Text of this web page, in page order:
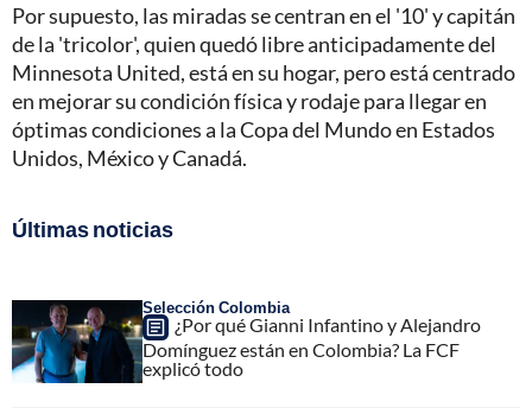
Por supuesto, las miradas se centran en el '10' y capitán
de la 'tricolor', quien quedó libre anticipadamente del
Minnesota United, está en su hogar, pero está centrado
en mejorar su condición física y rodaje para llegar en
óptimas condiciones a la Copa del Mundo en Estados
Unidos, México y Canadá.
Últimas noticias
Selección Colombia
¿Por qué Gianni Infantino y Alejandro
Domínguez están en Colombia? La FCF
explicó todo